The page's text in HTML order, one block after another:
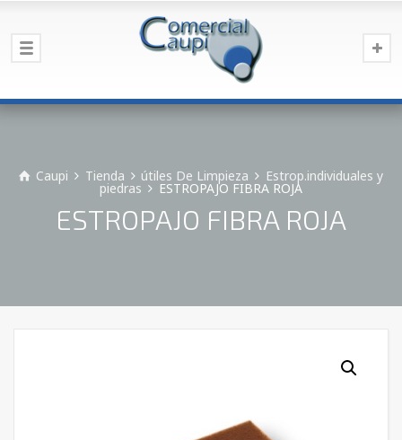
Caupi Tienda útiles De Limpieza Estrop.individuales y
piedras ESTROPAJO FIBRA ROJA
ESTROPAJO FIBRA ROJA